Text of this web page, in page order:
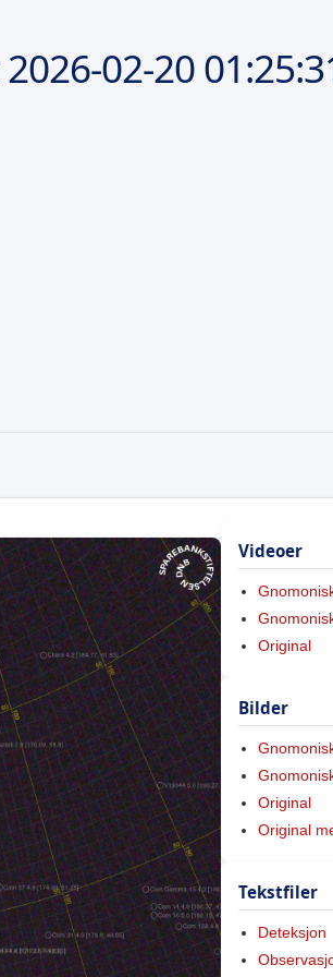
2026-02-20
Videoer
Original
Bilder
Original
Original
Tekstfiler
Deteksjon